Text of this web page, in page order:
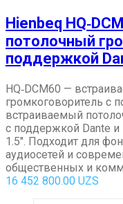
Hienbeq
потолочный
поддержкой
HQ‑DCM60 —
громкоговоритель с
встраиваемый
с поддержкой Dante
1.5″. Подходит для
аудиосетей и
общественных и
16 452 800.00 UZS